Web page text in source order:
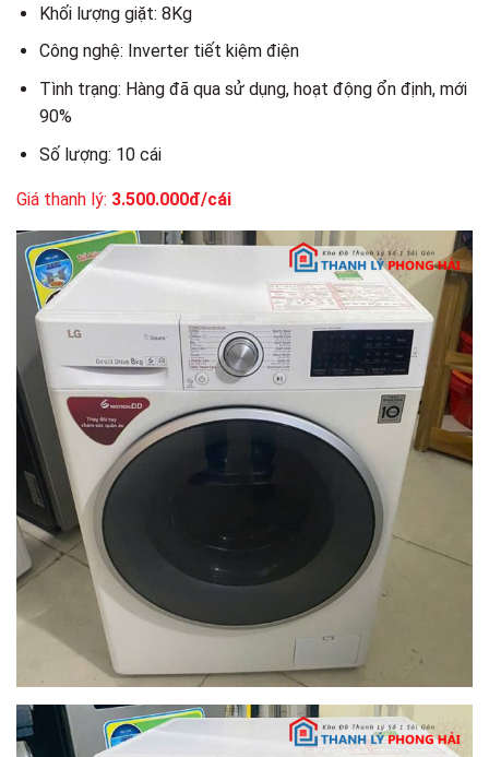
Khối lượng giặt: 8Kg
Công nghệ: Inverter tiết kiệm điện
Tình trạng: Hàng đã qua sử dụng, hoạt động ổn định, mới
90%
Số lượng: 10 cái
Giá thanh lý: 3.500.000đ/cái